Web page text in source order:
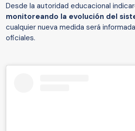
Desde la autoridad educacional
monitoreando la evolución del
cualquier nueva medida será
oficiales.